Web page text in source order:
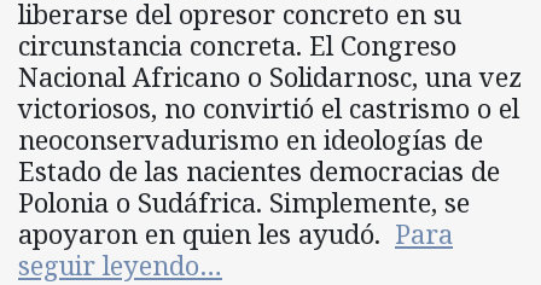
liberarse del opresor concreto en su
circunstancia concreta. El Congreso
Nacional Africano o Solidarnosc, una vez
victoriosos, no convirtió el castrismo o el
neoconservadurismo en ideologías de
Estado de las nacientes democracias de
Polonia o Sudáfrica. Simplemente, se
apoyaron en quien les ayudó. Para
seguir leyendo…